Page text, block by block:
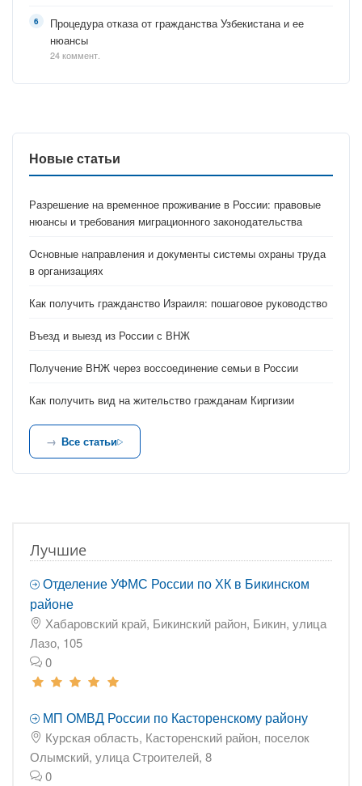
Процедура отказа от гражданства Узбекистана и ее
нюансы
24 коммент.
Новые статьи
Разрешение на временное проживание в России: правовые
нюансы и требования миграционного законодательства
Основные направления и документы системы охраны труда
в организациях
Как получить гражданство Израиля: пошаговое руководство
Въезд и выезд из России с ВНЖ
Получение ВНЖ через воссоединение семьи в России
Как получить вид на жительство гражданам Киргизии
Все статьи
Лучшие
Отделение УФМС России по ХК в Бикинском
районе
Хабаровский край, Бикинский район, Бикин, улица
Лазо, 105
0
МП ОМВД России по Касторенскому району
Курская область, Касторенский район, поселок
Олымский, улица Строителей, 8
0